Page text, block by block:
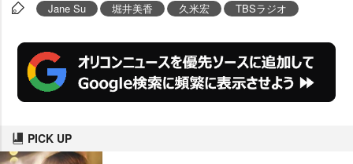
Jane Su 堀井美香 久米宏 TBSラジオ
PICK UP